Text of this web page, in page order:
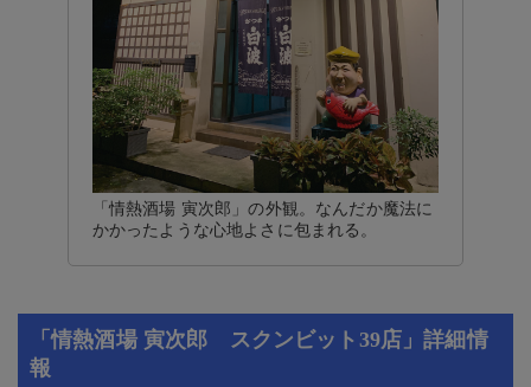
「情熱酒場 寅次郎」の外観。なんだか魔法に
かかったような心地よさに包まれる。
「情熱酒場 寅次郎 スクンビット39店」詳細情
報